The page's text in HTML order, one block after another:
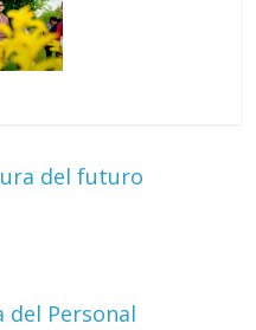
del futuro
del Personal